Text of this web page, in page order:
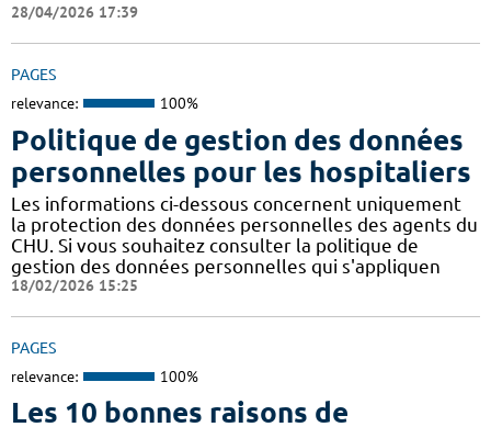
28/04/2026 17:39
PAGES
relevance: 100%
Politique de gestion des données
personnelles pour les hospitaliers
Les informations ci-dessous concernent uniquement
la protection des données personnelles des agents du
CHU. Si vous souhaitez consulter la politique de
gestion des données personnelles qui s'appliquen
18/02/2026 15:25
PAGES
relevance: 100%
Les 10 bonnes raisons de